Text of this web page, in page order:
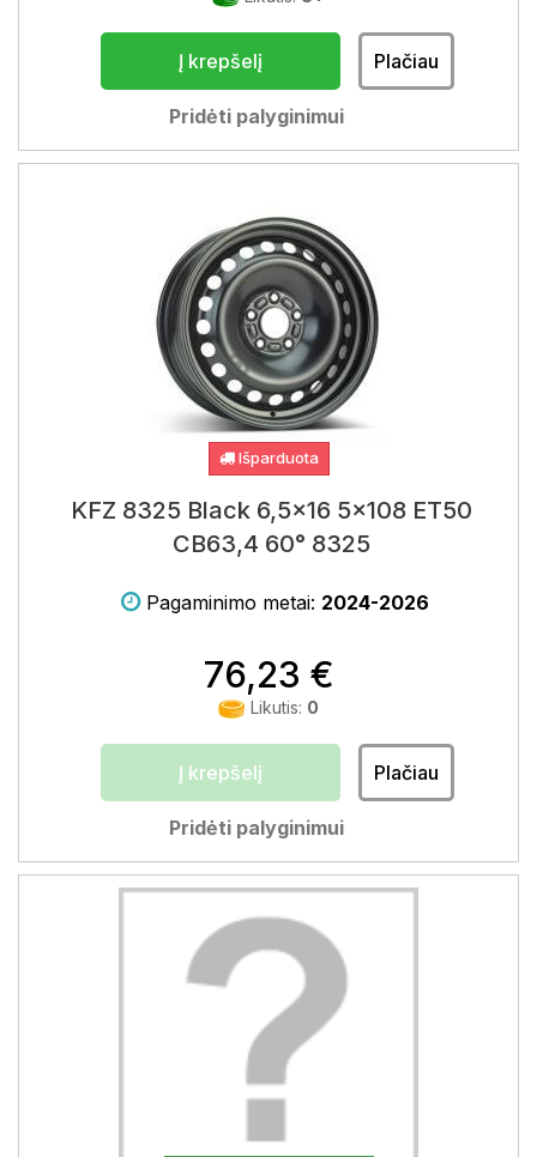
Į krepšelį Plačiau
Pridėti palyginimui
Išparduota
KFZ 8325 Black 6,5x16 5x108 ET50
CB63,4 60° 8325
Pagaminimo metai: 2024-2026
76,23 €
Likutis: 0
Į krepšelį Plačiau
Pridėti palyginimui